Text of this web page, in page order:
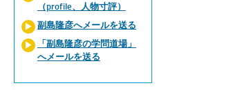
（profile、人物寸評）
副島隆彦へメールを送る
「副島隆彦の学問道場」
へメールを送る